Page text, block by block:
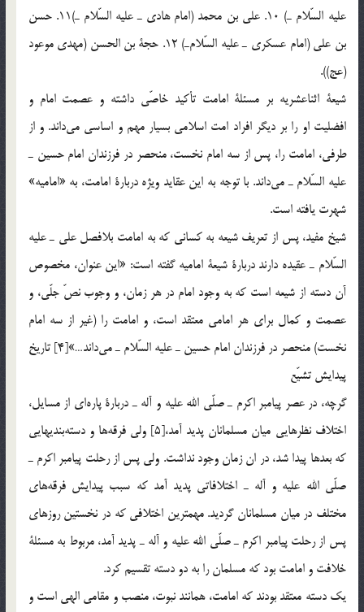
عليه السّلام ـ) 10. علي بن محمد (امام هادي ـ عليه السّلام ـ)11. حسن
بن علي (امام عسكري ـ عليه السّلام‌ـ) 12. حجة بن الحسن (مهدي موعود
(عج)).
شيعة اثناعشريه بر مسئلة امامت تأكيد خاصّي داشته و عصمت امام و
افضليت او را بر ديگر افراد امت اسلامي بسيار مهم و اساسي مي‌داند. و از
طرفي، امامت را، پس از سه امام نخست، منحصر در فرزندان امام حسين ـ
عليه السّلام ـ مي‌داند. با توجه به اين عقايد ويژه دربارة امامت، به «اماميه»
شهرت يافته است.
شيخ مفيد، پس از تعريف شيعه به كساني كه به امامت بلافصل علي ـ عليه
السّلام ـ عقيده دارند دربارة شيعة اماميه گفته است: «اين عنوان، مخصوص
آن دسته از شيعه است كه به وجود امام در هر زمان، و وجوب نصّ جلّي، و
عصمت و كمال براي هر امامي معتقد است، و امامت را (غير از سه امام
نخست) منحصر در فرزندان امام حسين ـ عليه السّلام ـ مي‌داند…»[4] تاريخ
پيدايش تشيّع
گرچه، در عصر پيامبر اكرم ـ صلّي الله عليه و آله ـ دربارة پاره‌اي از مسايل،
اختلاف نظرهايي ميان مسلمانان پديد آمد،[5] ولي فرقه‌ها و دسته‌بنديهايي
كه بعدها پيدا شد، در ان زمان وجود نداشت. ولي پس از رحلت پيامبر اكرم ـ
صلّي الله عليه و آله ـ اختلافاتي پديد آمد كه سبب پيدايش فرقه‌هاي
مختلف در ميان مسلمانان گرديد. مهمترين اختلافي كه در نخستين روزهاي
پس از رحلت پيامبر اكرم ـ صلّي الله عليه و آله ـ پديد آمد، مربوط به مسئلة
خلافت و امامت بود كه مسلمان را به دو دسته تقسيم كرد.
يك دسته معتقد بودند كه امامت، همانند نبوت، منصب و مقامي الهي است و